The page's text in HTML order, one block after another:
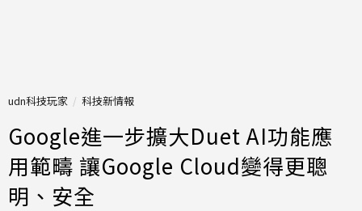
udn科技玩家 科技新情報
Google進一步擴大Duet AI功能應
用範疇 讓Google Cloud變得更聰
明、安全